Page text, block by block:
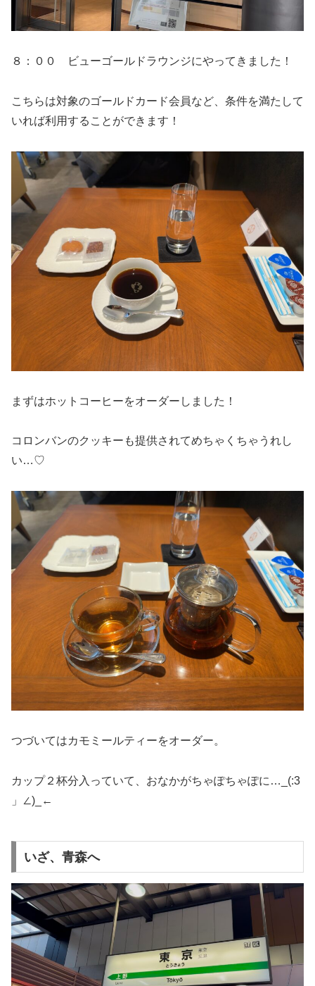
８：００ ビューゴールドラウンジにやってきました！
こちらは対象のゴールドカード会員など、条件を満たして
いれば利用することができます！
まずはホットコーヒーをオーダーしました！
コロンバンのクッキーも提供されてめちゃくちゃうれし
い…♡
つづいてはカモミールティーをオーダー。
カップ２杯分入っていて、おなかがちゃぽちゃぽに…_(:3
」∠)_←
いざ、青森へ